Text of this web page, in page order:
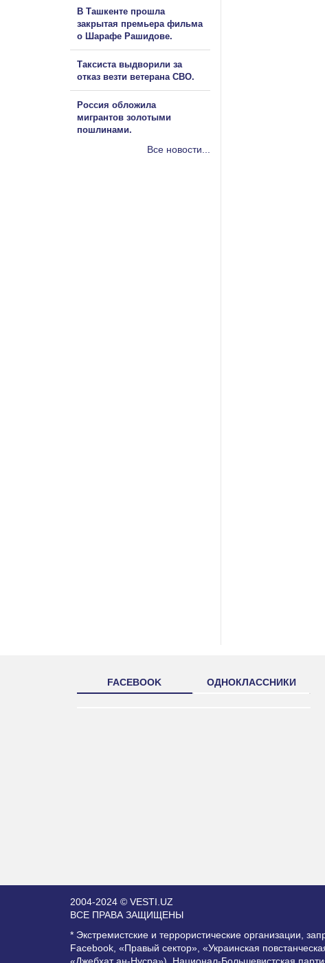
В Ташкенте прошла
закрытая премьера фильма
о Шарафе Рашидове.
Таксиста выдворили за
отказ везти ветерана СВО.
Россия обложила
мигрантов золотыми
пошлинами.
Все новости...
FACEBOOK ОДНОКЛАССНИКИ
2004-2024 © VESTI.UZ
ВСЕ ПРАВА ЗАЩИЩЕНЫ
* Экстремистские и террористические организации,
Facebook, «Правый сектор», «Украинская
«Джебхат ан-Нусра»), Национал-Большевистская